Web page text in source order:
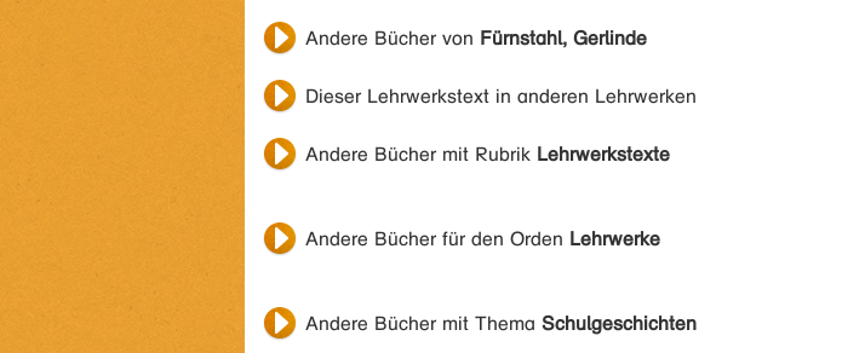
Andere Bücher von Fürnstahl, Gerlinde
Dieser Lehrwerkstext in anderen Lehrwerken
Andere Bücher mit Rubrik Lehrwerkstexte
Andere Bücher für den Orden Lehrwerke
Andere Bücher mit Thema Schulgeschichten